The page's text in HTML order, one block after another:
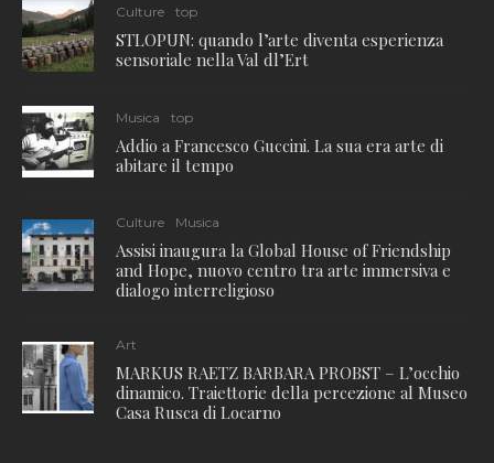
Culture top
STLOPUN: quando l’arte diventa esperienza
sensoriale nella Val dl’Ert
Musica top
Addio a Francesco Guccini. La sua era arte di
abitare il tempo
Culture Musica
Assisi inaugura la Global House of Friendship
and Hope, nuovo centro tra arte immersiva e
dialogo interreligioso
Art
MARKUS RAETZ BARBARA PROBST – L’occhio
dinamico. Traiettorie della percezione al Museo
Casa Rusca di Locarno